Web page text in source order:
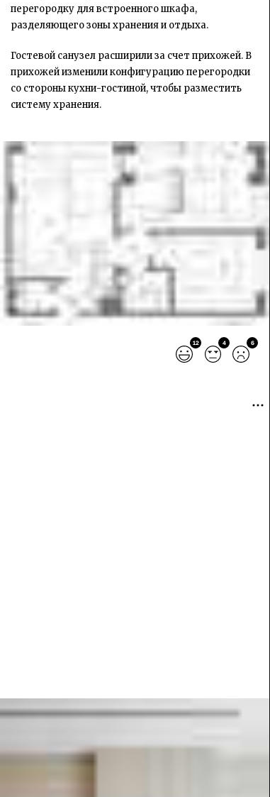
перегородку для встроенного шкафа,
разделяющего зоны хранения и отдыха.
Гостевой санузел расширили за счет прихожей. В
прихожей изменили конфигурацию перегородки
со стороны кухни-гостиной, чтобы разместить
систему хранения.
12 4 6